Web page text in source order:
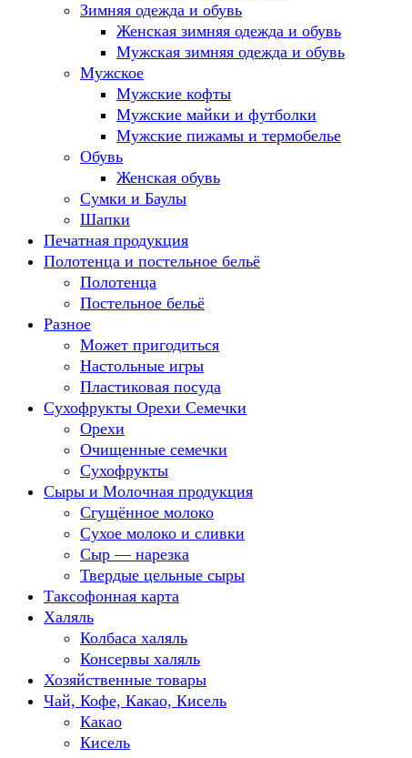
Зимняя одежда и обувь
Женская зимняя одежда и обувь
Мужская зимняя одежда и обувь
Мужское
Мужские кофты
Мужские майки и футболки
Мужские пижамы и термобелье
Обувь
Женская обувь
Сумки и Баулы
Шапки
Печатная продукция
Полотенца и постельное бельё
Полотенца
Постельное бельё
Разное
Может пригодиться
Настольные игры
Пластиковая посуда
Сухофрукты Орехи Семечки
Орехи
Очищенные семечки
Сухофрукты
Сыры и Молочная продукция
Сгущённое молоко
Сухое молоко и сливки
Сыр — нарезка
Твердые цельные сыры
Таксофонная карта
Халяль
Колбаса халяль
Консервы халяль
Хозяйственные товары
Чай, Кофе, Какао, Кисель
Какао
Кисель